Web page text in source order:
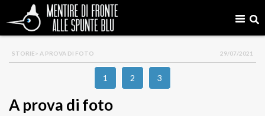
STORIE> A PROVA DI FOTO 29/07/2021
1 2 3
A prova di foto